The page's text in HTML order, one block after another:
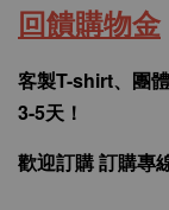
回饋購物金
客製T-shirt、團
3-5天！
歡迎訂購 訂購專